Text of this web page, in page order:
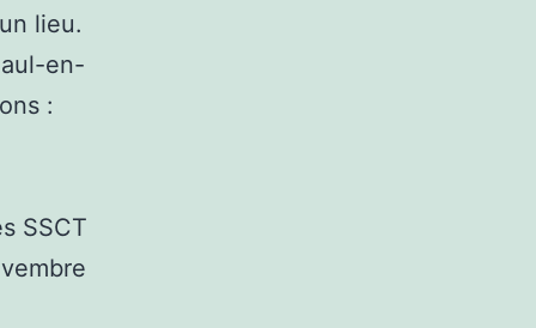
lieu.
en-
:
SSCT